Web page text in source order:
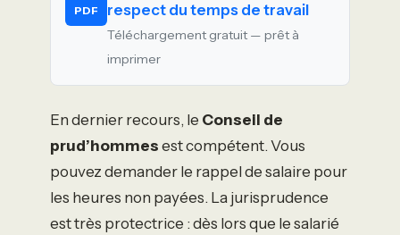
PDF respect du temps de travail
Téléchargement gratuit — prêt à
imprimer
En dernier recours, le Conseil de
prud’hommes est compétent. Vous
pouvez demander le rappel de salaire pour
les heures non payées. La jurisprudence
est très protectrice : dès lors que le salarié